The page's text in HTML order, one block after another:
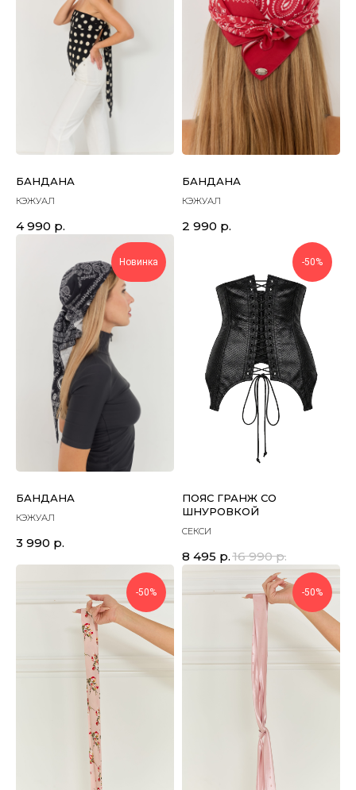
БАНДАНА
КЭЖУАЛ
4 990 р.
БАНДАНА
КЭЖУАЛ
2 990 р.
Новинка
БАНДАНА
КЭЖУАЛ
3 990 р.
-50%
ПОЯС ГРАНЖ СО
ШНУРОВКОЙ
СЕКСИ
8 495 р. 16 990 р.
-50% -50%